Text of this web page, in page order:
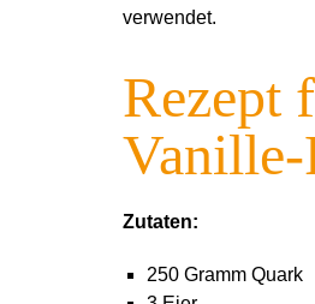
verwendet.
Rezept
Zutaten:
250 Gramm Quark